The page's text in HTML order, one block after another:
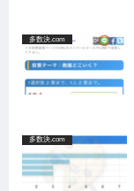
多数決.com
多数決.com